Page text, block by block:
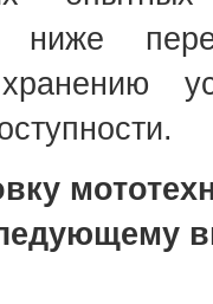
ниже